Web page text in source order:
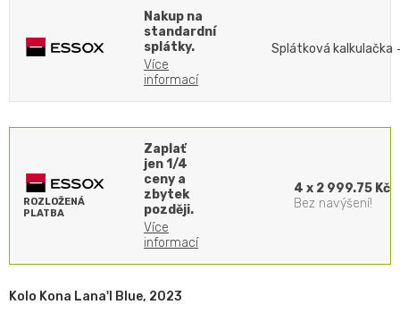
Nakup na
standardní
splátky.
Více
informací
Splátková kalkulačka
ROZLOŽENÁ
PLATBA
Zaplať
jen 1/4
ceny a
zbytek
později.
Více
informací
4 x 2 999.75 Kč
Bez navýšení!
Kolo Kona Lana'I Blue, 2023